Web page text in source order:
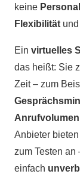
keine
Flexibilität
Ein virtuelles
das heißt: Sie
Zeit – zum
Anrufvolumen
Anbieter
zum Testen an
einfach